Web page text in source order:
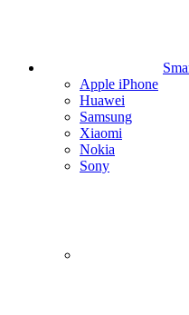
Apple iPhone
Huawei
Samsung
Xiaomi
Nokia
Sony